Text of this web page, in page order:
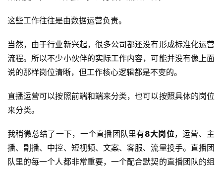
这些工作往往是由数据运营负责。
当然，由于行业新兴起，很多公司都还没有形成标准化运营
流程。所以不少小伙伴的实际工作内容，可能并没有像上面
说的那样岗位清晰，但工作核心逻辑都是不变的。
直播运营可以按照前端和端来分类，也可以按照具体的岗位
来分类。
我稍微总结了一下，一个直播团队里有8大岗位，运营、主
播、副播、中控、短视频、文案、客服、流量投手。直播团
队里的每一个人都非常重要，一个配合默契的直播团队的组